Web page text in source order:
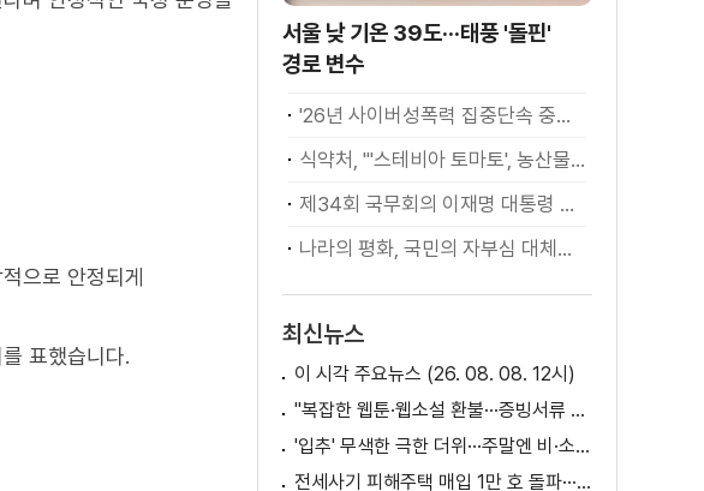
으로 안정되게
표했습니다.
서울 낮 기온 39도···태풍 '돌핀'
경로 변수
'26년 사이버성폭력 집중단속 중간성과 발표···향후 추진계획은?
식약처, "'스테비아 토마토', 농산물 아닌 가공식품"
제34회 국무회의 이재명 대통령 모두발언
나라의 평화, 국민의 자부심 대체불가 대한민국 이재명 대통령 모두말씀
최신뉴스
이 시각 주요뉴스 (26. 08. 08. 12시)
"복잡한 웹툰·웹소설 환불···증빙서류 요구까지"
'입추' 무색한 극한 더위···주말엔 비·소나기
전세사기 피해주택 매입 1만 호 돌파···피해 지원 속도